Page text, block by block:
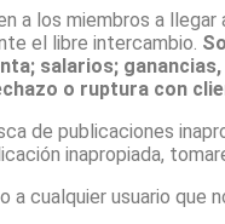
a los miembros a
el libre intercambio.
salarios;
o ruptura con
de publicaciones
inapropiada,
cualquier usuario que